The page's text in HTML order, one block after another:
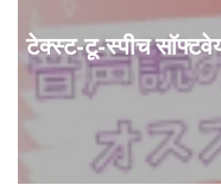
टेक्स्ट-टू-स्पीच